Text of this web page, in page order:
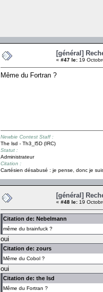
[général]
« #47 le: 19
Même du Fortran ?
Newbie Contest Staff :
The lsd - Th3_l5D (IRC)
Statut :
Administrateur
Citation :
Cartésien désabusé : je pense, donc je
[général]
« #48 le: 19
Citation de: Nebelmann
même du brainfuck ?
oui
Citation de: zours
Même du Cobol ?
oui
Citation de: the lsd
Même du Fortran ?